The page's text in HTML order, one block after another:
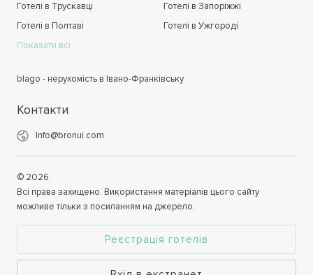
Готелі в Трускавці
Готелі в Запоріжжі
Готелі в Полтаві
Готелі в Ужгороді
Показати всі
blago - нерухомість в Івано-Франківську
Контакти
Info@bronui.com
© 2026
Всі права захищено. Використання матеріалів цього сайту
можливе тільки з посиланням на джерело.
Реєстрація готелів